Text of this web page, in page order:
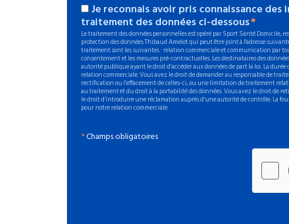
Je reconnais avoir pris connaissance
traitement des données ci-dessous
Le traitement des données personnelles est opéré par Sport Santé Domicile,
protection des données Thibaud Amelot qui peut être joint à l'adresse
traitement sont les suivantes : relation commerciale et communication par
consentement et les mesures pré-contractuelles. Les destinataires des
autorité publique ayant le droit d’accéder aux données de part la loi. La
relation commerciale. Vous avez le droit de demander au responsable de
rectification ou l’effacement de celles-ci, ou une limitation de traitement
au traitement et du droit à la portabilité des données. Vous avez le droit de
le droit d’introduire une réclamation auprès d’une autorité de contrôle. La
pour notre relation commerciale.
*Champs obligatoires